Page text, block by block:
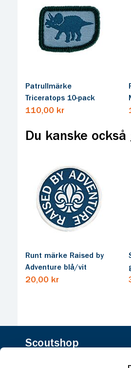
Patrullmärke
Triceratops 10-pack
110,00 kr
Du kanske också
Runt märke Raised by
Adventure blå/vit
20,00 kr
Scoutshop